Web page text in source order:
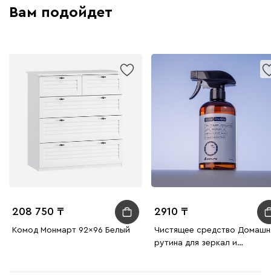
Вам подойдет
208 750
Комод Монмарт 92x96 Белый
2910
Чистящее средство
рутина для зеркал и